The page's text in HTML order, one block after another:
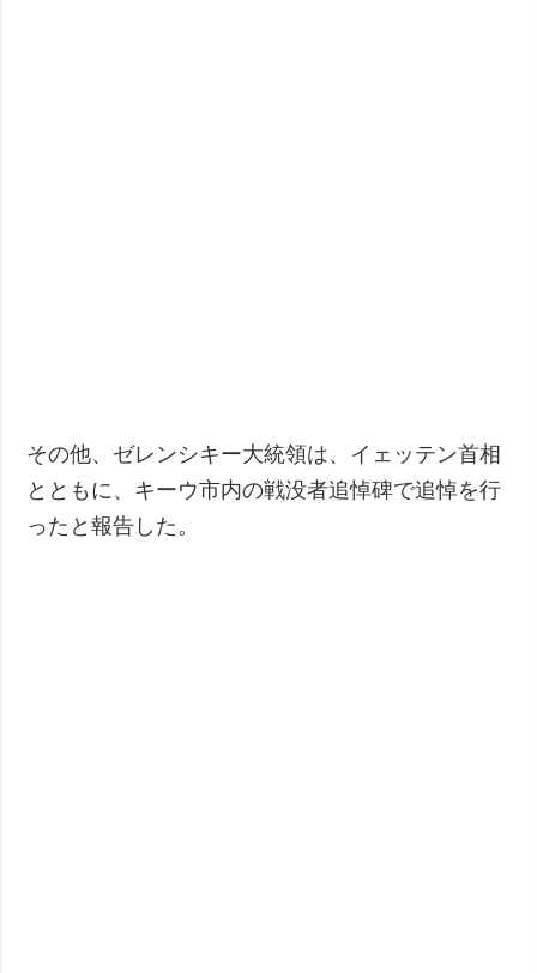
その他、ゼレンシキー大統領は、イェッテン首相
とともに、キーウ市内の戦没者追悼碑で追悼を行
ったと報告した。